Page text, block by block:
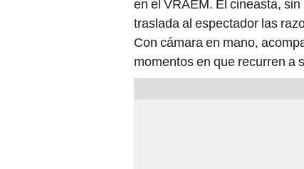
en el VRAEM. El cineasta,
traslada al espectador las
Con cámara en mano,
momentos en que recurren a